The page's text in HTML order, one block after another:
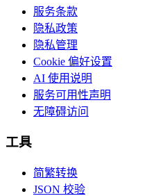
服务条款
隐私政策
隐私管理
Cookie 偏好设置
AI 使用说明
服务可用性声明
无障碍访问
工具
简繁转换
JSON 校验